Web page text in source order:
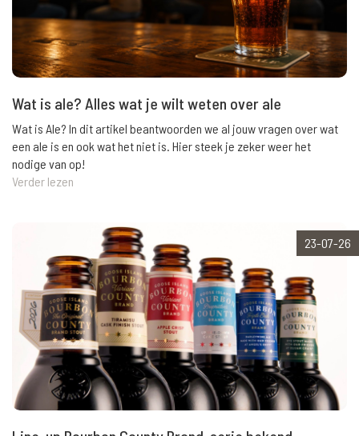
Wat is ale? Alles wat je wilt weten over ale
Wat is Ale? In dit artikel beantwoorden we al jouw vragen over wat
een ale is en ook wat het niet is. Hier steek je zeker weer het
nodige van op!
Verder lezen
23-07-26